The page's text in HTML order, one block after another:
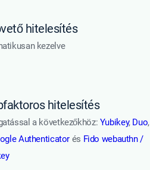
hitelesítés
kezelve
hitelesítés
a következőkhöz: Yubikey, Duo,
Authenticator és Fido webauthn /